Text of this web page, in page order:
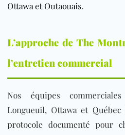
Ottawa et Outaouais.
L’approche de The
l’entretien commercial
Nos équipes
Longueuil, Ottawa et
protocole documenté pour